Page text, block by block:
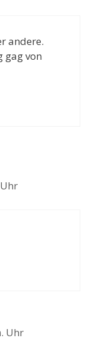
andere.
gag von
Uhr